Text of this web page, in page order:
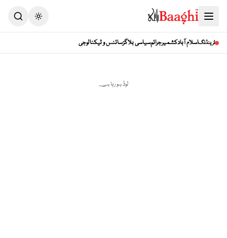
Toggle theme
ٹرینڈنگاسلام آبادکشمیرجرائمسیاسی بلاگزسائنس و ٹیکنالوجی
لوڈ ہو رہا ہے...